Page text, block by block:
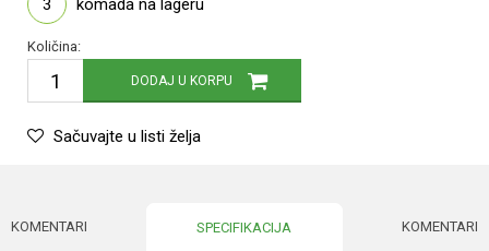
3 komada na lageru
Količina:
DODAJ U KORPU
Sačuvajte u listi želja
KOMENTARI SPECIFIKACIJA KOMENTARI